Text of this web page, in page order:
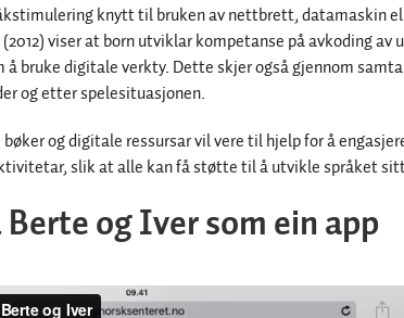
knytt til bruken av nettbrett, datamaskin
viser at born utviklar kompetanse på avkoding av
bruke digitale verkty. Dette skjer også gjennom
og etter spelesituasjonen.
og digitale ressursar vil vere til hjelp for å
slik at alle kan få støtte til å utvikle språket
og Iver som ein app